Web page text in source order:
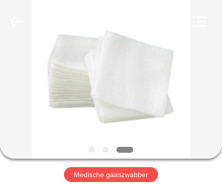
PRODUCTEN
FABRIEKSREIS
Medische gaaszwabber